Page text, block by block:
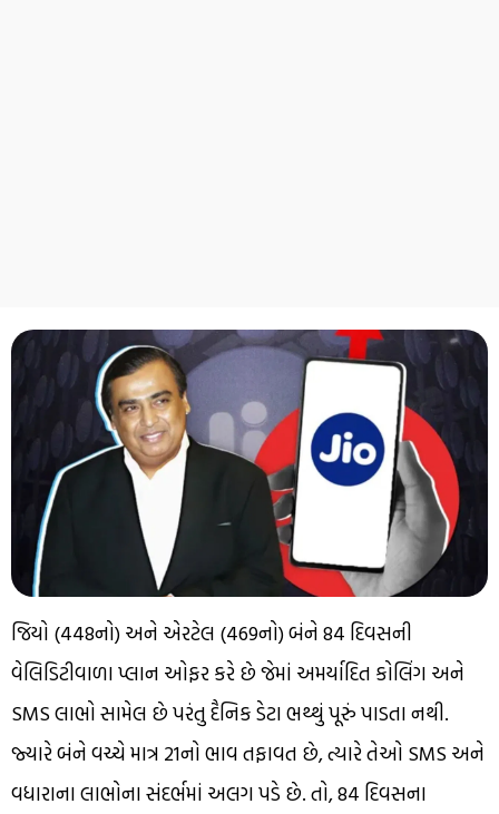
જિયો (₹448નો) અને એરટેલ (₹469નો) બંને 84 દિવસની
વેલિડિટીવાળા પ્લાન ઓફર કરે છે જેમાં અમર્યાદિત કોલિંગ અને
SMS લાભો સામેલ છે પરંતુ દૈનિક ડેટા ભથ્થું પૂરું પાડતા નથી.
જ્યારે બંને વચ્ચે માત્ર ₹21નો ભાવ તફાવત છે, ત્યારે તેઓ SMS અને
વધારાના લાભોના સંદર્ભમાં અલગ પડે છે. તો, 84 દિવસના